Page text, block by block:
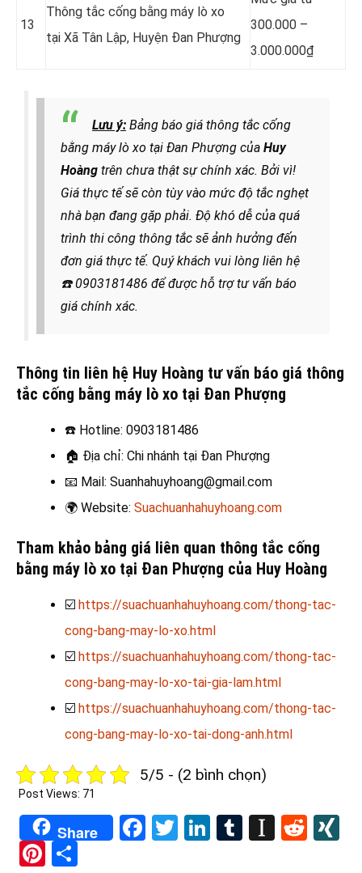
13
Thông tắc cống bằng máy lò xo
tại Xã Tân Lập, Huyện Đan Phượng
300.000 –
3.000.000₫
Lưu ý: Bảng báo giá thông tắc cống
bằng máy lò xo tại Đan Phượng của Huy
Hoàng trên chưa thật sự chính xác. Bởi vì!
Giá thực tế sẽ còn tùy vào mức độ tắc nghẹt
nhà bạn đang gặp phải. Độ khó dễ của quá
trình thi công thông tắc sẽ ảnh hưởng đến
đơn giá thực tế. Quý khách vui lòng liên hệ
☎️0903181486 để được hỗ trợ tư vấn báo
giá chính xác.
Thông tin liên hệ Huy Hoàng tư vấn báo giá thông
tắc cống bằng máy lò xo tại Đan Phượng
☎️ Hotline: 0903181486
🏠 Địa chỉ: Chi nhánh tại Đan Phượng
📧 Mail: Suanhahuyhoang@gmail.com
🌍 Website: Suachuanhahuyhoang.com
Tham khảo bảng giá liên quan thông tắc cống
bằng máy lò xo tại Đan Phượng của Huy Hoàng
☑️ https://suachuanhahuyhoang.com/thong-tac-
cong-bang-may-lo-xo.html
☑️ https://suachuanhahuyhoang.com/thong-tac-
cong-bang-may-lo-xo-tai-gia-lam.html
☑️ https://suachuanhahuyhoang.com/thong-tac-
cong-bang-may-lo-xo-tai-dong-anh.html
5/5 - (2 bình chọn)
Post Views: 71
Share Facebook
TwitterLinkedIn
Tumblr
Pinterest